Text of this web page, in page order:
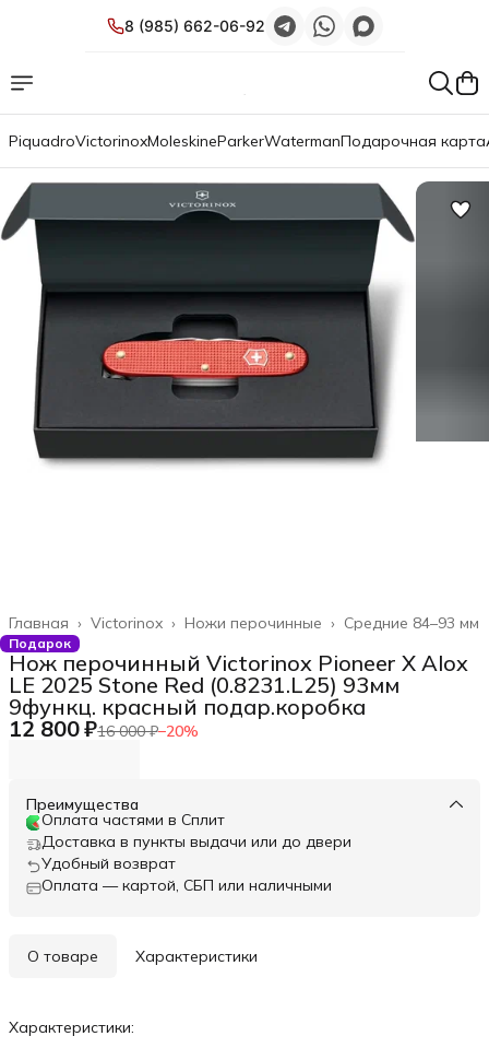
8 (985) 662-06-92
PiquadroVictorinoxMoleskineParkerWatermanПодарочная карта
Средние 84–93 мм
Ножи перочинные ›
Victorinox ›
Главная ›
Подарок
Нож перочинный Victorinox Pioneer X Alox
LE 2025 Stone Red (0.8231.L25) 93мм
9функц. красный подар.коробка
12 800 ₽16 000 ₽−20%
Преимущества
Оплата частями в Сплит
Доставка в пункты выдачи или до двери
Удобный возврат
Оплата — картой, СБП или наличными
О товаре Характеристики
Характеристики: